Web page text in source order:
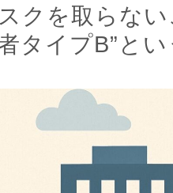
クを取らな
タイプB”と